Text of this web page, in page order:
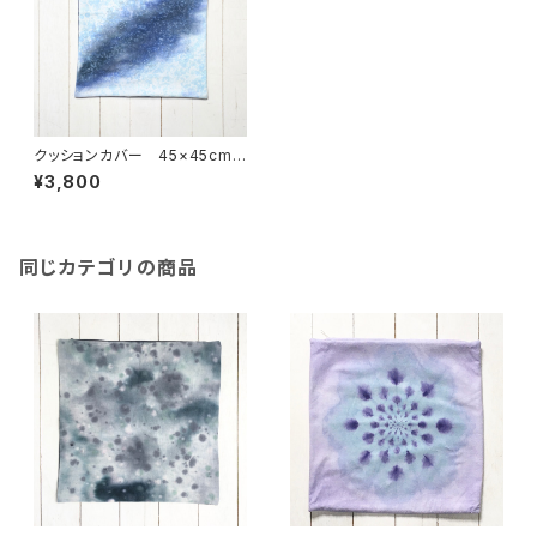
クッションカバー 45×45cm
しずく 銀河 ネル起毛
¥3,800
同じカテゴリの商品